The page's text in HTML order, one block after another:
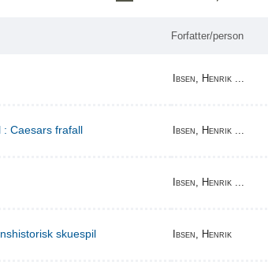
Forfatter/person
Ibsen, Henrik ...
: Caesars frafall Ibsen, Henrik ...
Ibsen, Henrik ...
skuespil Ibsen, Henrik